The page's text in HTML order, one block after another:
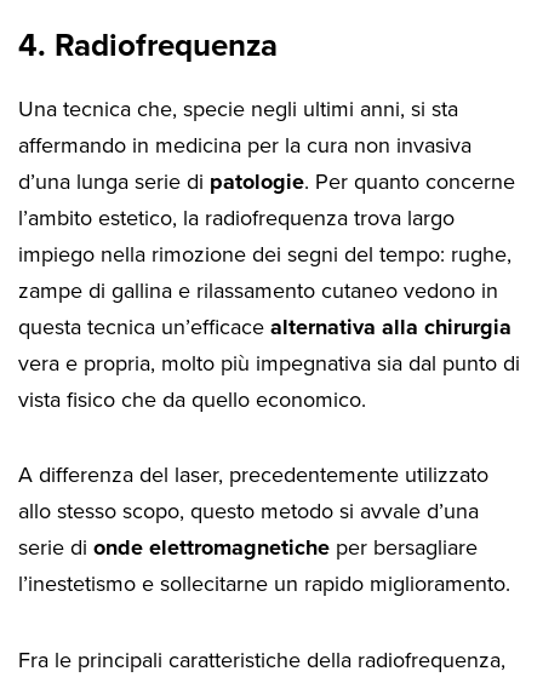
4. Radiofrequenza
Una tecnica che, specie negli ultimi anni, si sta
affermando in medicina per la cura non invasiva
d’una lunga serie di patologie. Per quanto concerne
l’ambito estetico, la radiofrequenza trova largo
impiego nella rimozione dei segni del tempo: rughe,
zampe di gallina e rilassamento cutaneo vedono in
questa tecnica un’efficacealternativa alla chirurgia
vera e propria, molto più impegnativa sia dal punto di
vista fisico che da quello economico.
A differenza del laser, precedentemente utilizzato
allo stesso scopo, questo metodo si avvale d’una
serie di onde elettromagnetiche per bersagliare
l’inestetismo e sollecitarne un rapido miglioramento.
Fra le principali caratteristiche della radiofrequenza,